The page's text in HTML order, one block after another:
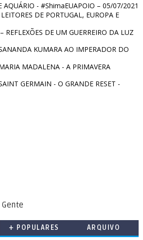
AQUÁRIO - #ShimaEUAPOIO – 05/07/2021
DE PORTUGAL, EUROPA E
REFLEXÕES DE UM GUERREIRO DA LUZ
KUMARA AO IMPERADOR DO
MADALENA - A PRIMAVERA
GERMAIN - O GRANDE RESET -
+ POPULARES ARQUIVO